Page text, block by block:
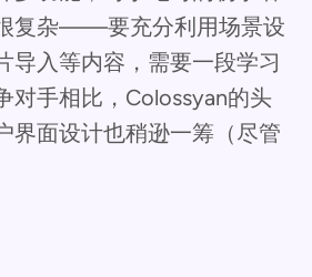
复杂——要充分利用场景设
导入等内容，需要一段学习
对手相比，Colossyan的头
界面设计也稍逊一筹（尽管